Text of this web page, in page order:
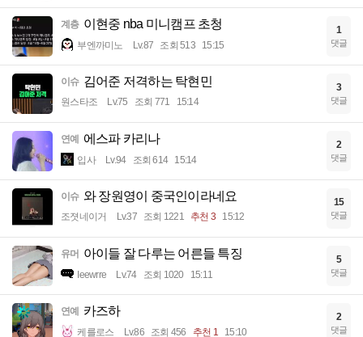
계층 이현중 nba 미니캠프 초청
부엔까미노 Lv.87 조회 513 15:15
1
댓글
이슈 김어준 저격하는 탁현민
원스타조 Lv.75 조회 771 15:14
3
댓글
연예 에스파 카리나
입사 Lv.94 조회 614 15:14
2
댓글
이슈 와 장원영이 중국인이라네요
조졋네이거 Lv.37 조회 1221 추천 3 15:12
15
댓글
유머 아이들 잘 다루는 어른들 특징
Ieewrre Lv.74 조회 1020 15:11
5
댓글
연예 카즈하
케를로스 Lv.86 조회 456 추천 1 15:10
2
댓글